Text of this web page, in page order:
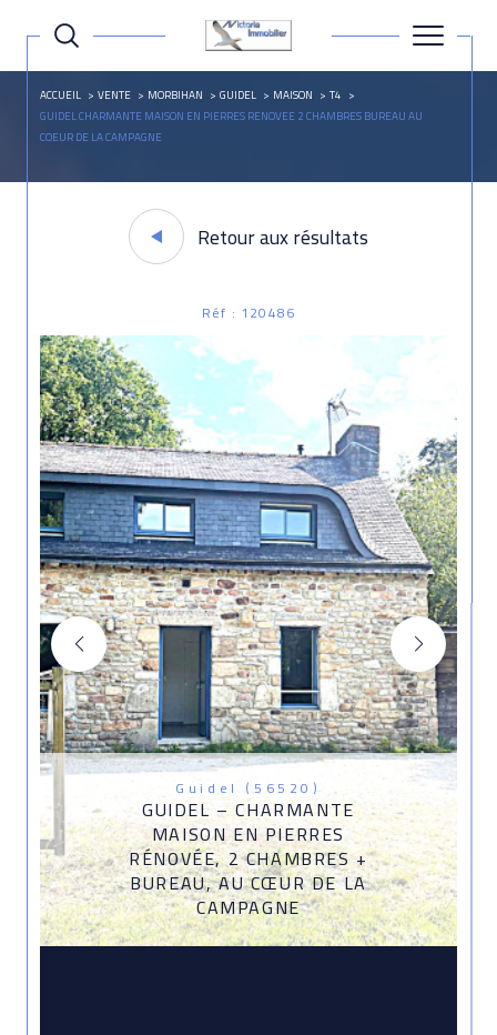
ACCUEIL VENTE MORBIHAN GUIDEL MAISON
T4
GUIDEL CHARMANTE MAISON EN PIERRES RENOVEE 2 CHAMBRES BUREAU AU
COEUR DE LA CAMPAGNE
Retour aux résultats
Réf : 120486
Guidel (56520)
GUIDEL – CHARMANTE
MAISON EN PIERRES
RÉNOVÉE, 2 CHAMBRES +
BUREAU, AU CŒUR DE LA
CAMPAGNE